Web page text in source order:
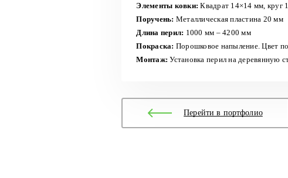
Элементы ковки: Квадрат 14×14 мм, круг
Поручень: Металлическая пластина 20 мм
Длина перил: 1000 мм – 4200 мм
Покраска: Порошковое напыление. Цвет
Монтаж: Установка перил на деревянную
Перейти в портфолио